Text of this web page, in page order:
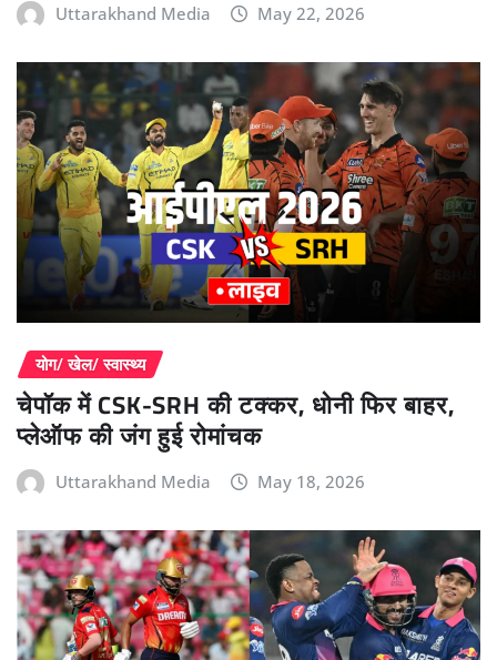
Uttarakhand Media May 22, 2026
योग/ खेल/ स्वास्थ्य
चेपॉक में CSK-SRH की टक्कर, धोनी फिर बाहर,
प्लेऑफ की जंग हुई रोमांचक
Uttarakhand Media May 18, 2026